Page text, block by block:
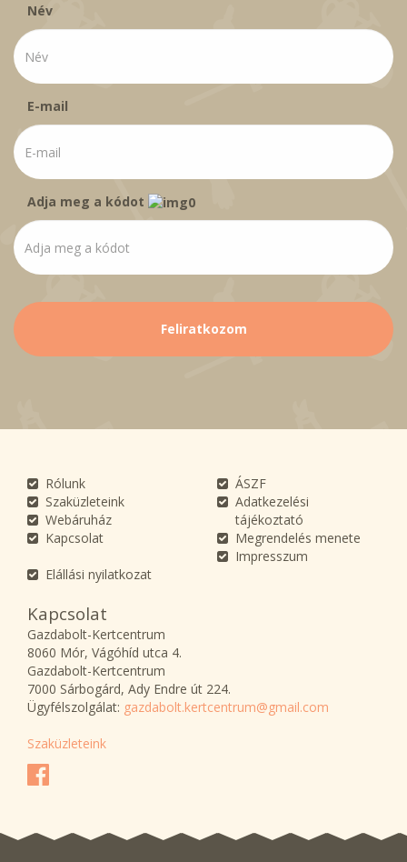
Név
E-mail
Adja meg a kódot
Rólunk
Szaküzleteink
Webáruház
Kapcsolat
ÁSZF
Adatkezelési
tájékoztató
Megrendelés menete
Impresszum
Elállási nyilatkozat
Kapcsolat
Gazdabolt-Kertcentrum
8060 Mór, Vágóhíd utca 4.
Gazdabolt-Kertcentrum
7000 Sárbogárd, Ady Endre út 224.
Ügyfélszolgálat: gazdabolt.kertcentrum@gmail.com
Szaküzleteink